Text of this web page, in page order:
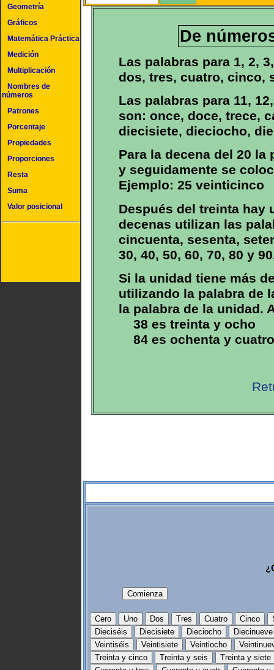
Geometría
Gráficos
Matemática Práctica
Medición
Multiplicación
Nombres de
números
Patrones
Porcentaje
Propiedades
Proporciones
Resta
Suma
Valor posicional
De
Las palabras para 1, 2,
dos, tres, cuatro, cinco,
Las palabras para 11,
son: once, doce, trece,
diecisiete, dieciocho,
Para la decena del 20
y seguidamente se
Ejemplo: 25 veinticinco
Después del treinta hay
decenas utilizan las
cincuenta, sesenta,
30, 40, 50, 60, 70, 80 y
Si la unidad tiene más
utilizando la palabra de
la palabra de la unidad.
38 es treinta y ocho
84 es ochenta y cuatro